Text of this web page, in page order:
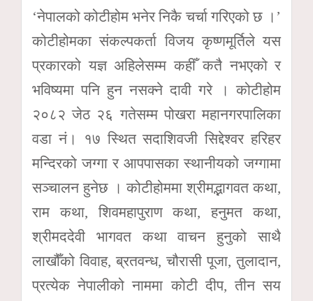
‘नेपालको कोटीहोम भनेर निकै चर्चा गरिएको छ ।’
कोटीहोमका संकल्पकर्ता विजय कृष्णमूर्तिले यस
प्रकारको यज्ञ अहिलेसम्म कहीँ कतै नभएको र
भविष्यमा पनि हुन नसक्ने दावी गरे । कोटीहोम
२०८२ जेठ २६ गतेसम्म पोखरा महानगरपालिका
वडा नं। १७ स्थित सदाशिवजी सिद्देश्वर हरिहर
मन्दिरको जग्गा र आपपासका स्थानीयको जग्गामा
सञ्चालन हुनेछ । कोटीहोममा श्रीमद्भागवत कथा,
राम कथा, शिवमहापुराण कथा, हनुमत कथा,
श्रीमददेवी भागवत कथा वाचन हुनुको साथै
लाखौँको विवाह, ब्रतवन्ध, चौरासी पूजा, तुलादान,
प्रत्येक नेपालीको नाममा कोटी दीप, तीन सय